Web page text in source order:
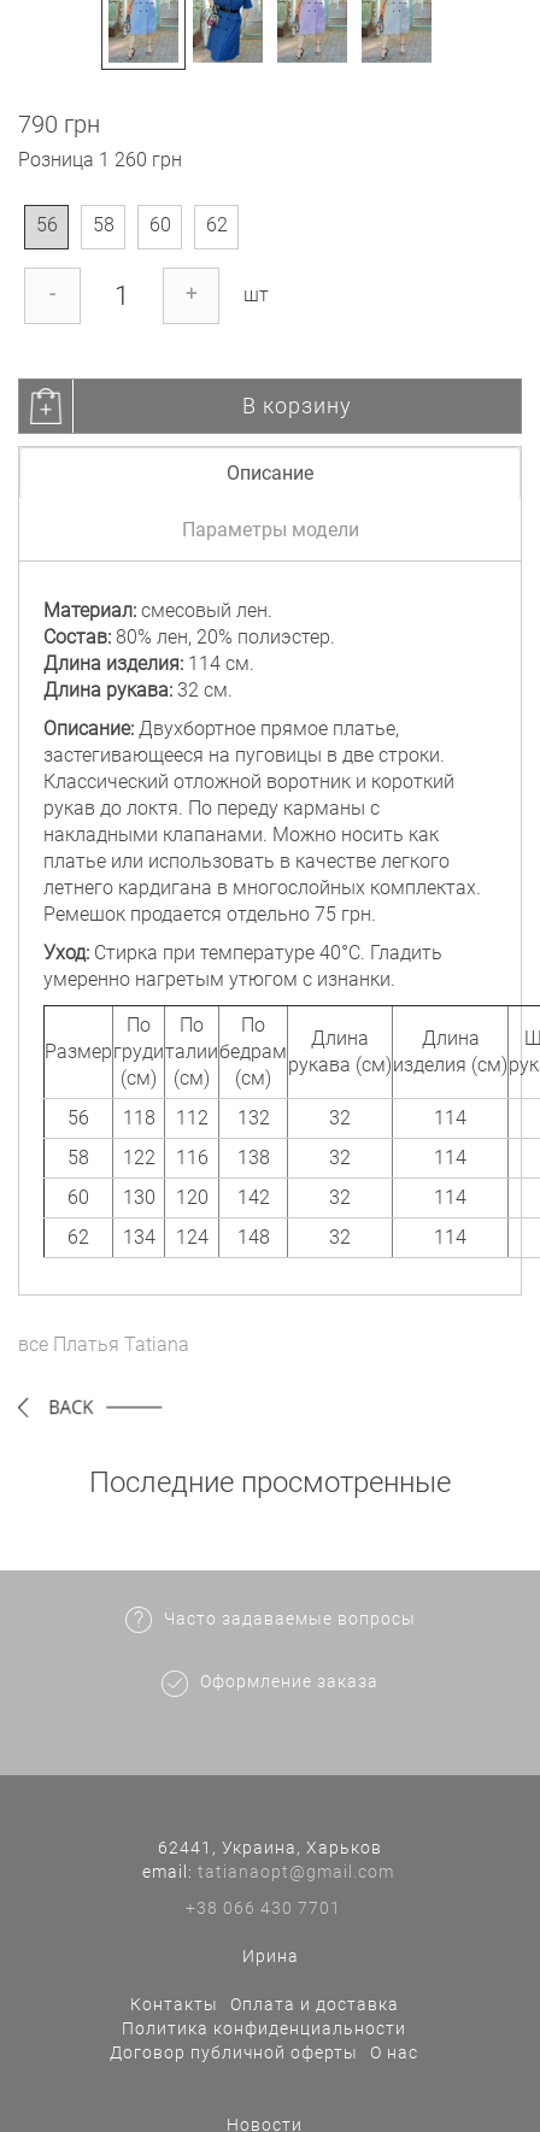
790 грн
Розница 1 260 грн
56 58 60 62
- + шт
В корзину
Описание
Параметры модели
Материал: смесовый лен.
Состав: 80% лен, 20% полиэстер.
Длина изделия: 114 см.
Длина рукава: 32 см.
Описание: Двухбортное прямое платье,
застегивающееся на пуговицы в две строки.
Классический отложной воротник и короткий
рукав до локтя. По переду карманы с
накладными клапанами. Можно носить как
платье или использовать в качестве легкого
летнего кардигана в многослойных комплектах.
Ремешок продается отдельно 75 грн.
Уход: Стирка при температуре 40°C. Гладить
умеренно нагретым утюгом с изнанки.
Размер
По
груди
(см)
По
талии
(см)
По
бедрам
(см)
Длина
рукава (см)
Длина
изделия (см)
56 118 112 132 32
114
58
122 116 138 32
114
60
130 120 142 32
114
62
134 124 148 32 114
все Платья Tatiana
Последние просмотренные
Часто задаваемые вопросы
Оформление заказа
62441, Украина, Харьков
еmail: tatianaopt@gmail.com
+38 066 430 7701
Ирина
Контакты
Оплата и доставка
Политика конфиденциальности
Договор публичной оферты
О нас
Новости